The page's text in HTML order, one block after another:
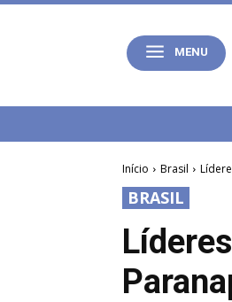
MENU
Início Brasil
BRASIL